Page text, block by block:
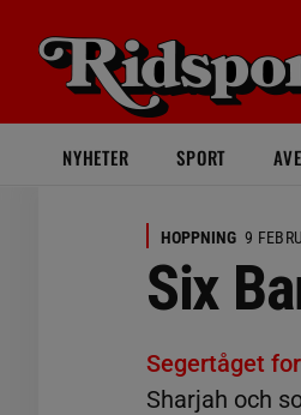
NYHETER SPORT
HOPPNING 9
Six
Segertåget
Sharjah och